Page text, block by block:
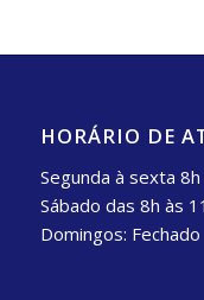
HORÁRIO DE
Segunda à sexta
Sábado das 8h às
Domingos: Fechado